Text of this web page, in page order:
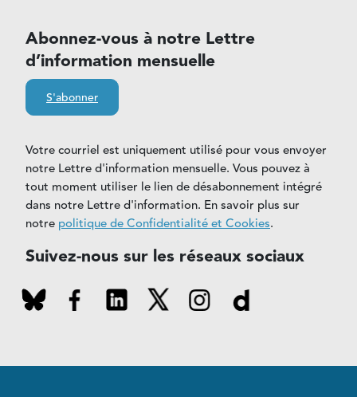
Abonnez-vous à notre Lettre
d’information mensuelle
S'abonner
Votre courriel est uniquement utilisé pour vous envoyer
notre Lettre d'information mensuelle. Vous pouvez à
tout moment utiliser le lien de désabonnement intégré
dans notre Lettre d'information. En savoir plus sur
notre politique de Confidentialité et Cookies.
Suivez-nous sur les réseaux sociaux